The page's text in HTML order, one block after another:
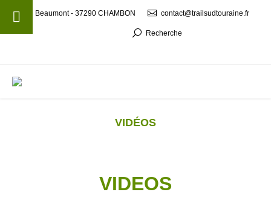
Beaumont - 37290 CHAMBON contact@trailsudtouraine.fr
Recherche
VIDÉOS
VIDEOS